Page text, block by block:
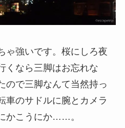
ゃ強いです。桜にしろ夜
くなら三脚はお忘れな
ので三脚なんて当然持っ
車のサドルに腕とカメラ
かこうにか……。